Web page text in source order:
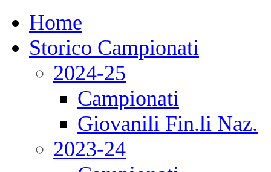
Home
Storico Campionati
2024-25
Campionati
Giovanili Fin.li Naz.
2023-24